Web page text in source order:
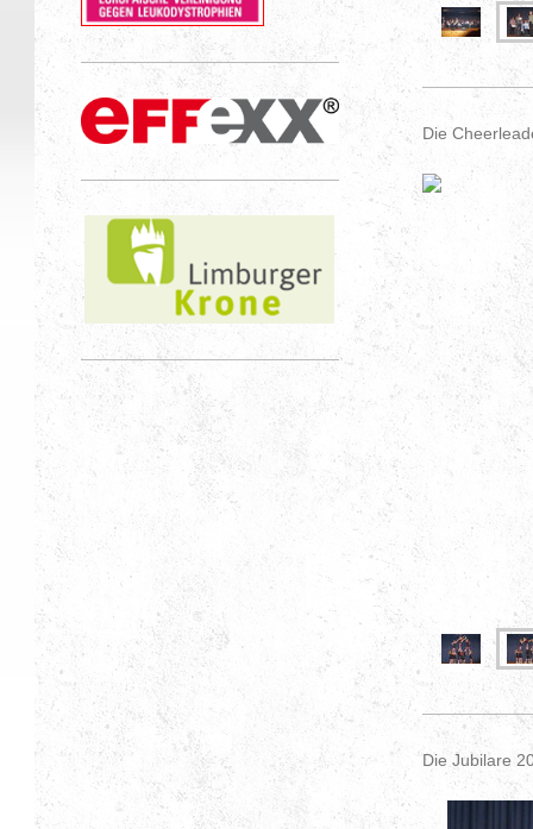
Die
Die Jubilare